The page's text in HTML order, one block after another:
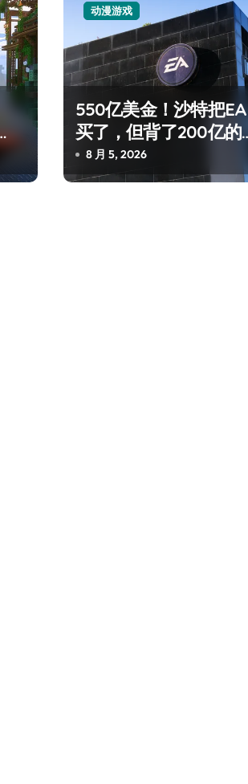
动漫游戏
550亿美金！沙特把EA
买了，但背了200亿的
债8 月 5, 2026
利润暴跌7.7%，苏泊尔
始靠“擦边”续命了？